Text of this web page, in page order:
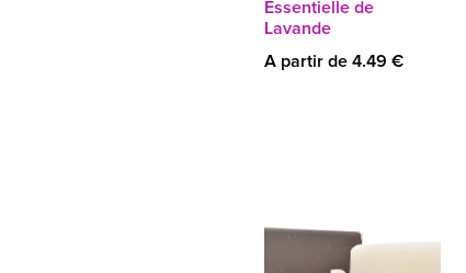
Essentielle de
Lavande
A partir de 4.49 €